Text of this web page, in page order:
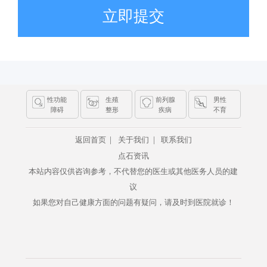
立即提交
性功能
障碍
生殖
整形
前列腺
疾病
男性
不育
返回首页 | 关于我们 |
联系我们
点石资讯
本站内容仅供咨询参考，不代替您的医生或其他医务人员的建
议
如果您对自己健康方面的问题有疑问，请及时到医院就诊！